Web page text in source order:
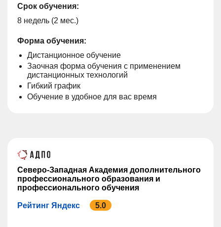
Срок обучения:
8 недель (2 мес.)
Форма обучения:
Дистанционное обучение
Заочная форма обучения с применением
дистанционных технологий
Гибкий график
Обучение в удобное для вас время
Северо-Западная Академия дополнительного
профессионального образования и
профессионального обучения
Рейтинг Яндекс 5.0